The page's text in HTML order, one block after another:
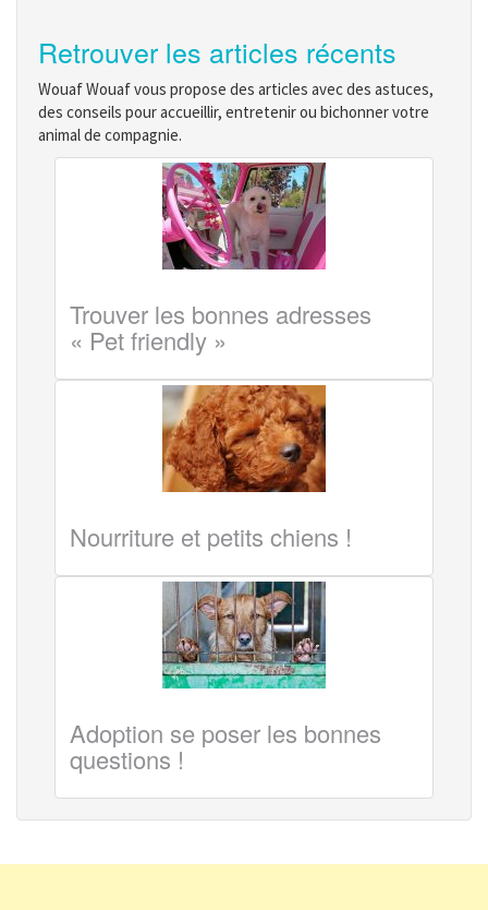
Retrouver les articles récents
Wouaf Wouaf vous propose des articles avec des astuces,
des conseils pour accueillir, entretenir ou bichonner votre
animal de compagnie.
Trouver les bonnes adresses
« Pet friendly »
Nourriture et petits chiens !
Adoption se poser les bonnes
questions !